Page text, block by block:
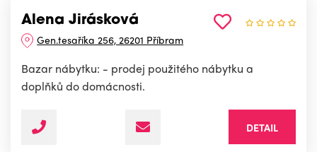
Alena Jirásková
Gen.tesaříka 256, 26201 Příbram
Bazar nábytku: - prodej použitého nábytku a
doplňků do domácnosti.
DETAIL